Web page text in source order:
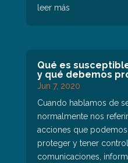
leer más
Qué es
y qué debemos
Jun 7, 2020
Cuando hablamos de
normalmente nos
acciones que
proteger y tener
comunicaciones,